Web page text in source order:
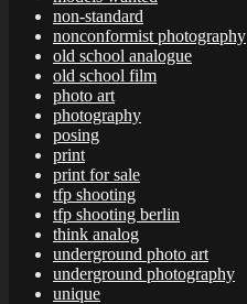
non-standard
nonconformist photography
old school analogue
old school film
photo art
photography
posing
print
print for sale
tfp shooting
tfp shooting berlin
think analog
underground photo art
underground photography
unique